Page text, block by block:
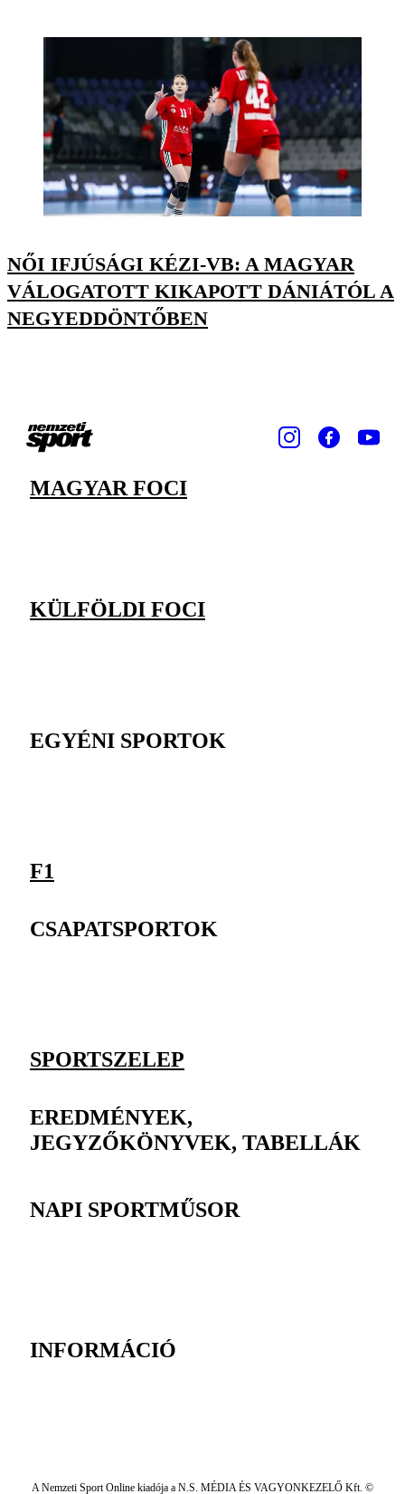
NŐI IFJÚSÁGI KÉZI-VB: A MAGYAR
VÁLOGATOTT KIKAPOTT DÁNIÁTÓL A
NEGYEDDÖNTŐBEN
MAGYAR FOCI
KÜLFÖLDI FOCI
EGYÉNI SPORTOK
F1
CSAPATSPORTOK
SPORTSZELEP
EREDMÉNYEK,
JEGYZŐKÖNYVEK, TABELLÁK
NAPI SPORTMŰSOR
INFORMÁCIÓ
A Nemzeti Sport Online kiadója a N.S. MÉDIA ÉS VAGYONKEZELŐ Kft. ©